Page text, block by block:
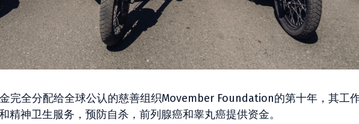
完全分配给全球公认的慈善组织Movember Foundation的第十年，其工
精神卫生服务，预防自杀，前列腺癌和睾丸癌提供资金。